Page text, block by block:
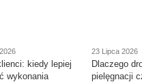
kiedy lepiej
wykonania
23 Lipca 2026
Dlaczego
pielęgnacji